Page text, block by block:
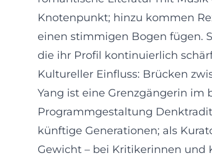
Knotenpunkt; hinzu kommen
einen stimmigen Bogen fügen.
die ihr Profil kontinuierlich
Kultureller Einfluss: Brücken
Yang ist eine Grenzgängerin im
Programmgestaltung
künftige Generationen; als
Gewicht – bei Kritikerinnen